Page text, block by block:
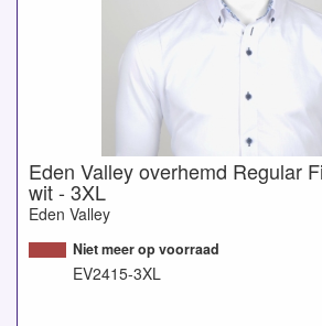
Eden Valley overhemd Regular
wit - 3XL
Eden Valley
Niet meer op voorraad
EV2415-3XL